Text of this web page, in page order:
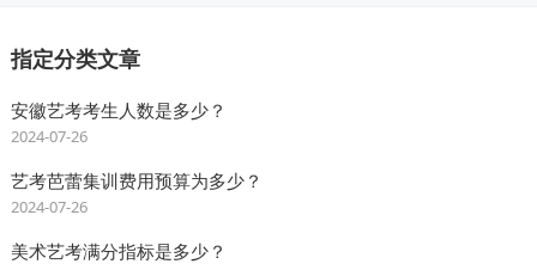
指定分类文章
安徽艺考考生人数是多少？
2024-07-26
艺考芭蕾集训费用预算为多少？
2024-07-26
美术艺考满分指标是多少？